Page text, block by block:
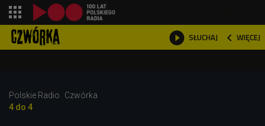
 SŁUCHAJ  WIĘCEJ

Polskie Radio
Czwórka
4 do 4